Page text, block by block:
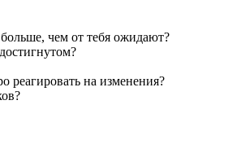
чем от тебя ожидают?
реагировать на изменения?